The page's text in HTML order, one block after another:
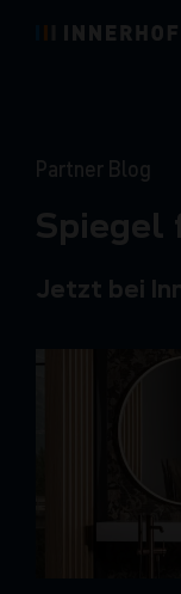
Partner Blog
Spiegel
Jetzt bei